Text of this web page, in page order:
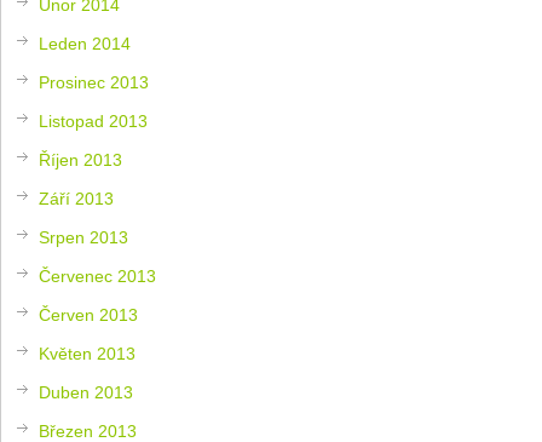
Únor 2014
Leden 2014
Prosinec 2013
Listopad 2013
Říjen 2013
Září 2013
Srpen 2013
Červenec 2013
Červen 2013
Květen 2013
Duben 2013
Březen 2013